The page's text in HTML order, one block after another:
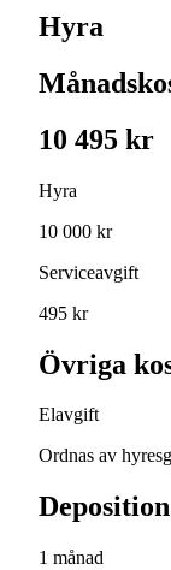
Hyra
10 495 kr
Hyra
10 000 kr
Serviceavgift
495 kr
Övriga
Elavgift
Ordnas av
Deposition
1 månad